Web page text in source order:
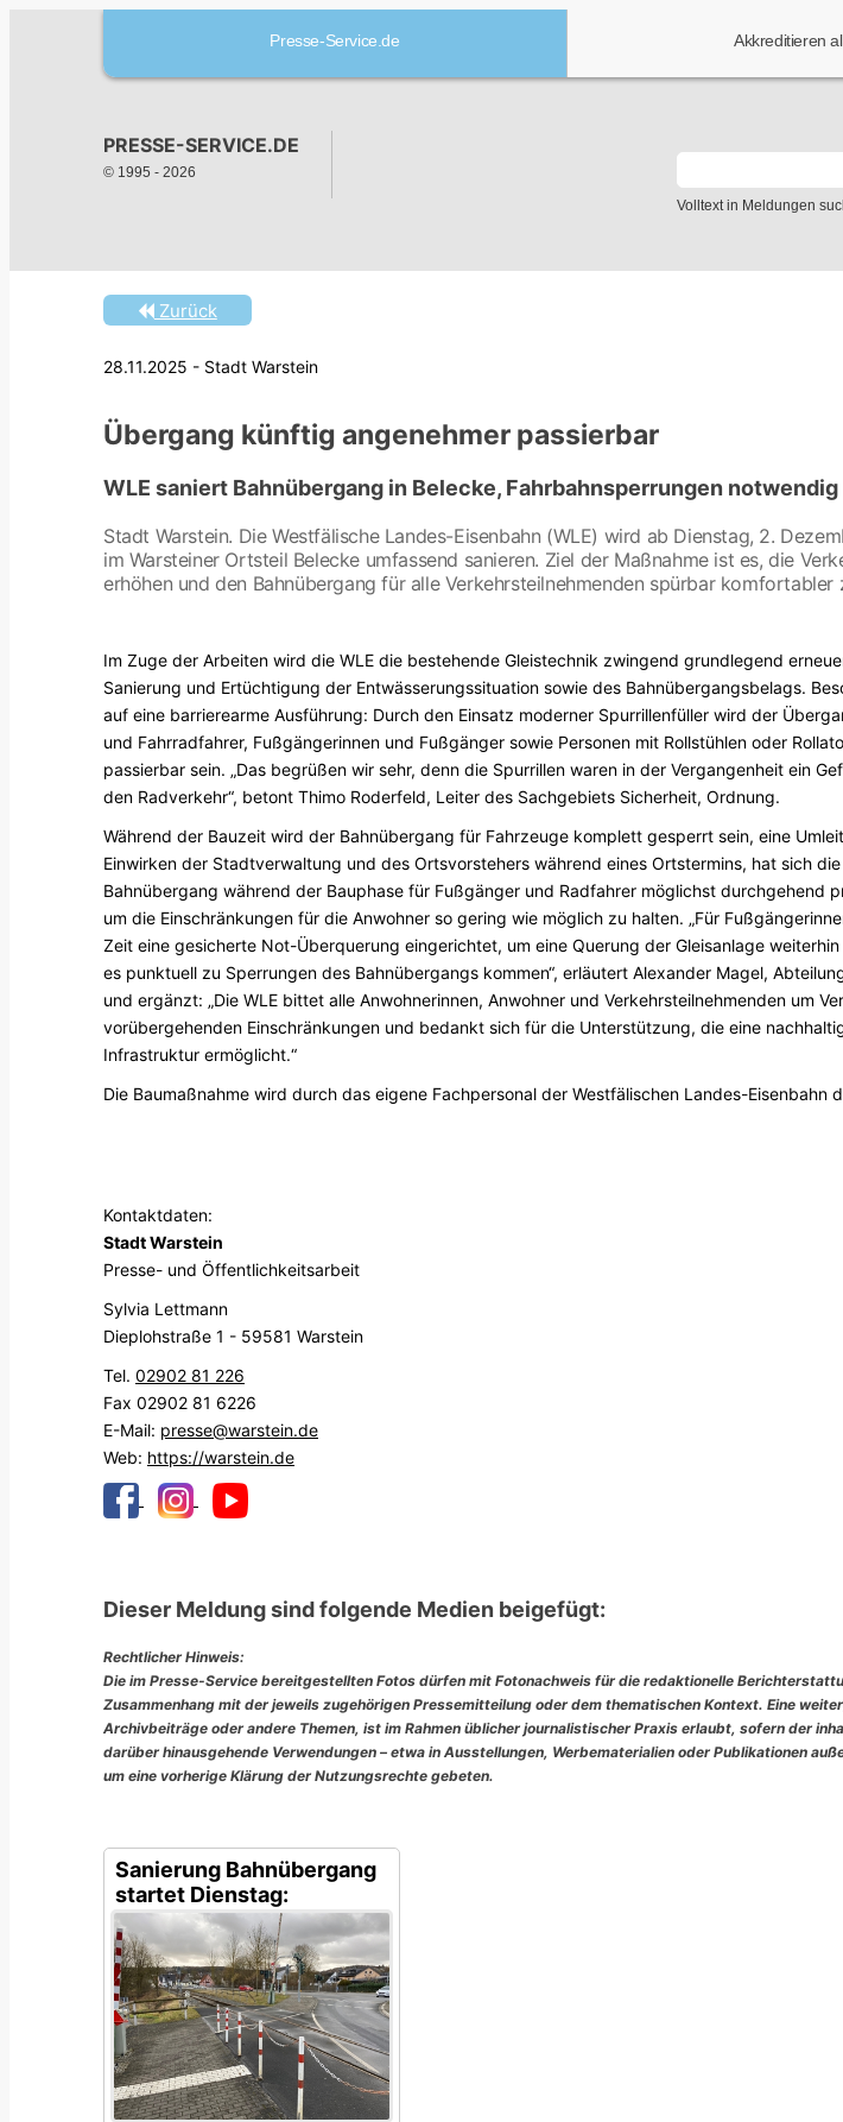
Presse-Service.de Akkreditieren
PRESSE-SERVICE.DE
© 1995 - 2026
Volltext in Meldungen
Zurück
28.11.2025 - Stadt Warstein
Übergang künftig angenehmer passierbar
WLE saniert Bahnübergang in Belecke, Fahrbahnsperrungen notwendig
Stadt Warstein. Die Westfälische Landes-Eisenbahn (WLE) wird ab Dienstag, 2.
im Warsteiner Ortsteil Belecke umfassend sanieren. Ziel der Maßnahme ist es, die
erhöhen und den Bahnübergang für alle Verkehrsteilnehmenden spürbar komfortabler
Im Zuge der Arbeiten wird die WLE die bestehende Gleistechnik zwingend grundlegend
Sanierung und Ertüchtigung der Entwässerungssituation sowie des Bahnübergangsbelags.
auf eine barrierearme Ausführung: Durch den Einsatz moderner Spurrillenfüller wird der
und Fahrradfahrer, Fußgängerinnen und Fußgänger sowie Personen mit Rollstühlen oder
passierbar sein. „Das begrüßen wir sehr, denn die Spurrillen waren in der Vergangenheit ein
den Radverkehr“, betont Thimo Roderfeld, Leiter des Sachgebiets Sicherheit, Ordnung.
Während der Bauzeit wird der Bahnübergang für Fahrzeuge komplett gesperrt sein, eine
Einwirken der Stadtverwaltung und des Ortsvorstehers während eines Ortstermins, hat sich
Bahnübergang während der Bauphase für Fußgänger und Radfahrer möglichst durchgehend
um die Einschränkungen für die Anwohner so gering wie möglich zu halten. „Für
Zeit eine gesicherte Not-Überquerung eingerichtet, um eine Querung der Gleisanlage
es punktuell zu Sperrungen des Bahnübergangs kommen“, erläutert Alexander Magel,
und ergänzt: „Die WLE bittet alle Anwohnerinnen, Anwohner und Verkehrsteilnehmenden um
vorübergehenden Einschränkungen und bedankt sich für die Unterstützung, die eine
Infrastruktur ermöglicht.“
Die Baumaßnahme wird durch das eigene Fachpersonal der Westfälischen Landes-Eisenbahn
Kontaktdaten:
Stadt Warstein
Presse- und Öffentlichkeitsarbeit
Sylvia Lettmann
Dieplohstraße 1 - 59581 Warstein
Tel. 02902 81 226
Fax 02902 81 6226
E-Mail: presse@warstein.de
Web: https://warstein.de
Dieser Meldung sind folgende Medien beigefügt:
Rechtlicher Hinweis:
Die im Presse-Service bereitgestellten Fotos dürfen mit Fotonachweis für die redaktionelle
Zusammenhang mit der jeweils zugehörigen Pressemitteilung oder dem thematischen Kontext. Eine
Archivbeiträge oder andere Themen, ist im Rahmen üblicher journalistischer Praxis erlaubt, sofern der
darüber hinausgehende Verwendungen – etwa in Ausstellungen, Werbematerialien oder Publikationen
um eine vorherige Klärung der Nutzungsrechte gebeten.
Sanierung Bahnübergang
startet Dienstag: